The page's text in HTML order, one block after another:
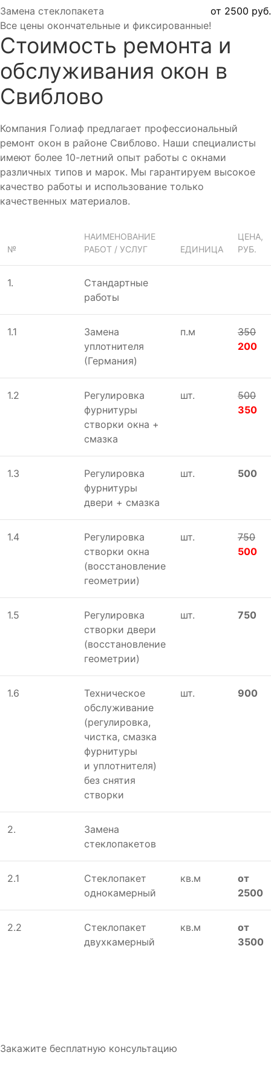
Замена стеклопакета
от 2500 руб.
Все цены окончательные и фиксированные!
Стоимость ремонта и
обслуживания окон в
Свиблово
Компания Голиаф предлагает профессиональный
ремонт окон в районе Свиблово. Наши специалисты
имеют более 10-летний опыт работы с окнами
различных типов и марок. Мы гарантируем высокое
качество работы и использование только
качественных материалов.
№
НАИМЕНОВАНИЕ
РАБОТ / УСЛУГ
ЕДИНИЦА
ЦЕНА,
РУБ.
1.
Стандартные
работы
1.1
Замена
уплотнителя
(Германия)
п.м
350
200
1.2
Регулировка
фурнитуры
створки окна +
смазка
шт.
500
350
1.3
Регулировка
фурнитуры
двери + смазка
шт. 500
1.4
Регулировка
створки окна
(восстановление
геометрии)
шт.
750
500
1.5
Регулировка
створки двери
(восстановление
геометрии)
шт. 750
1.6
Техническое
обслуживание
(регулировка,
чистка, смазка
фурнитуры
и уплотнителя)
без снятия
створки
шт. 900
2.
Замена
стеклопакетов
2.1
Стеклопакет
однокамерный
кв.м
от
2500
2.2
Стеклопакет
двухкамерный
кв.м
от
3500
Закажите бесплатную консультацию